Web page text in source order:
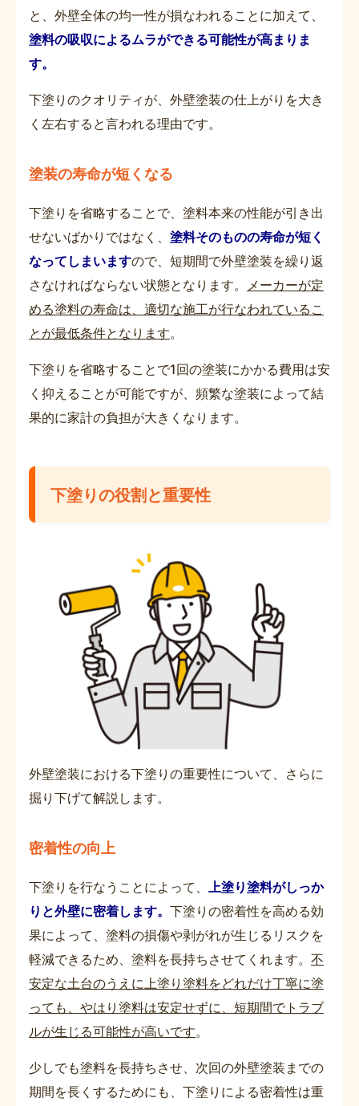
と、外壁全体の均一性が損なわれることに加えて、
塗料の吸収によるムラができる可能性が高まりま
す。
下塗りのクオリティが、外壁塗装の仕上がりを大き
く左右すると言われる理由です。
塗装の寿命が短くなる
下塗りを省略することで、塗料本来の性能が引き出
せないばかりではなく、 塗料そのものの寿命が短く
なってしまいますので、短期間で外壁塗装を繰り返
さなければならない状態となります。
メーカーが定
める塗料の寿命は、適切な施工が行なわれているこ
とが最低条件となります。
下塗りを省略することで1回の塗装にかかる費用は安
く抑えることが可能ですが、頻繁な塗装によって結
果的に家計の負担が大きくなります。
下塗りの役割と重要性
外壁塗装における下塗りの重要性について、さらに
掘り下げて解説します。
密着性の向上
下塗りを行なうことによって、
上塗り塗料がしっか
りと外壁に密着します。 下塗りの密着性を高める効
果によって、塗料の損傷や剥がれが生じるリスクを
軽減できるため、塗料を長持ちさせてくれます。 不
安定な土台のうえに上塗り塗料をどれだけ丁寧に塗
っても、やはり塗料は安定せずに、短期間でトラブ
ルが生じる可能性が高いです。
少しでも塗料を長持ちさせ、次回の外壁塗装までの
期間を長くするためにも、下塗りによる密着性は重